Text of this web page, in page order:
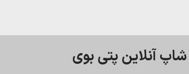
آنلاین پتی بوی